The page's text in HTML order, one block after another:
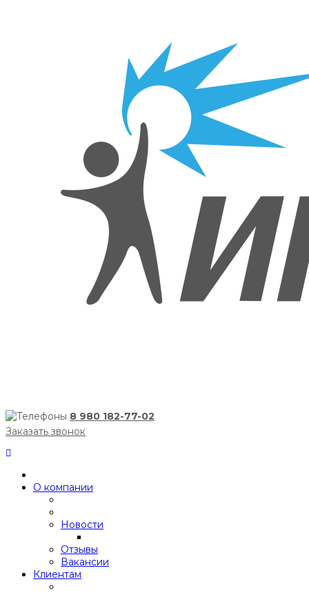
8 980 182-77-02
Заказать звонок
О компании
Новости
Отзывы
Вакансии
Клиентам